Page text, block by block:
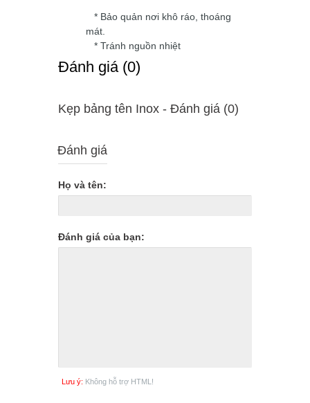
* Bảo quản nơi khô ráo, thoáng
mát.
* Tránh nguồn nhiệt
Ðánh giá (0)
Kẹp bảng tên Inox - Ðánh giá (0)
Đánh giá
Họ và tên:
Đánh giá của bạn:
Lưu ý: Không hỗ trợ HTML!